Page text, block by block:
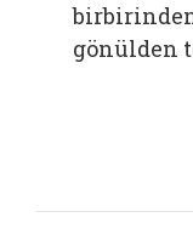
gönülden